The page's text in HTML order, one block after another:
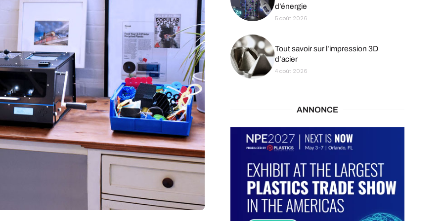
Logiciels 3D
Matériaux
Vidéos
d’énergie
5 août 2026
Tout savoir sur l’impression 3D
d’acier
4 août 2026
ANNONCE